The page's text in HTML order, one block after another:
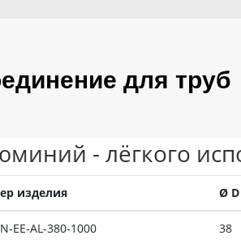
для труб
- лёгкого
изделия Ø
EE-AL-380-1000 38